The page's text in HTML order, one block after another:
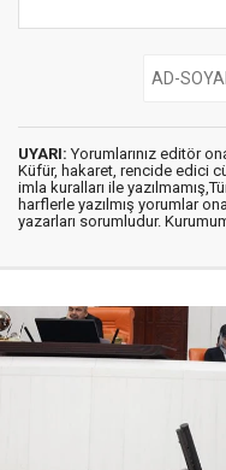
UYARI: Yorumlarınız editör
Küfür, hakaret, rencide edici
imla kuralları ile
harflerle yazılmış yorumlar
yazarları sorumludur.